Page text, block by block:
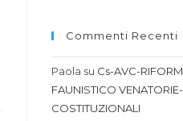
Commenti Recenti
Paola su Cs-AVC-
FAUNISTICO
COSTITUZIONALI